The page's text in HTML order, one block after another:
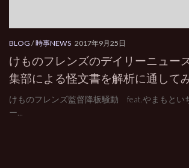
BLOG /時事NEWS 2017年9月25日
けものフレンズのデイリーニュー
集部による怪文書を解析に通して
けものフレンズ監督降板騒動 feat.やまもとい
ー...